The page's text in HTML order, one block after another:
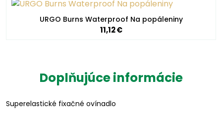
URGO Burns Waterproof Na popáleniny
11,12 €
Doplňujúce informácie
Superelastické fixačné ovínadlo